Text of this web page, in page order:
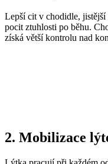
Lepší cit v chodidle, jistější
pocit ztuhlosti po běhu.
získá větší kontrolu nad
2. Mobilizace